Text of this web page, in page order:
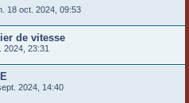
18 oct. 2024, 09:53
de vitesse
2024, 23:31
2024, 14:40